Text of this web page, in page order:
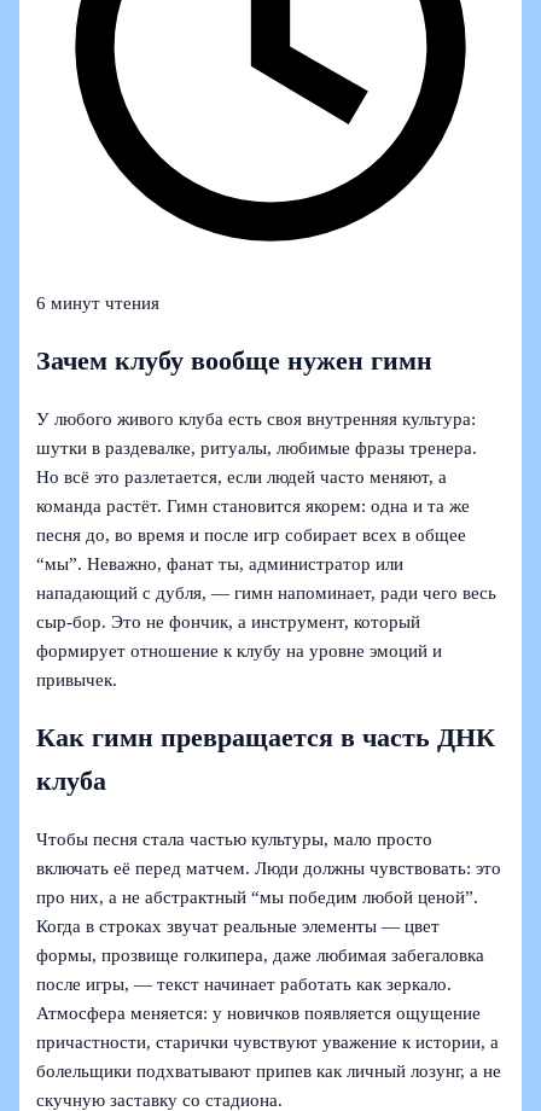
6 минут чтения
Зачем клубу вообще нужен гимн
У любого живого клуба есть своя внутренняя культура:
шутки в раздевалке, ритуалы, любимые фразы тренера.
Но всё это разлетается, если людей часто меняют, а
команда растёт. Гимн становится якорем: одна и та же
песня до, во время и после игр собирает всех в общее
“мы”. Неважно, фанат ты, администратор или
нападающий с дубля, — гимн напоминает, ради чего весь
сыр-бор. Это не фончик, а инструмент, который
формирует отношение к клубу на уровне эмоций и
привычек.
Как гимн превращается в часть ДНК
клуба
Чтобы песня стала частью культуры, мало просто
включать её перед матчем. Люди должны чувствовать: это
про них, а не абстрактный “мы победим любой ценой”.
Когда в строках звучат реальные элементы — цвет
формы, прозвище голкипера, даже любимая забегаловка
после игры, — текст начинает работать как зеркало.
Атмосфера меняется: у новичков появляется ощущение
причастности, старички чувствуют уважение к истории, а
болельщики подхватывают припев как личный лозунг, а не
скучную заставку со стадиона.